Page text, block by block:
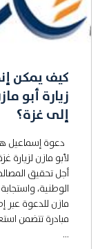
كيف يمكن
زيارة أبو
إلى غزة؟
دعوة إسماعيل
لأبو مازن لزيارة
أجل تحقيق
الوطنية، واستجابة
مازن للدعوة عبر
مبادرة تتضمن